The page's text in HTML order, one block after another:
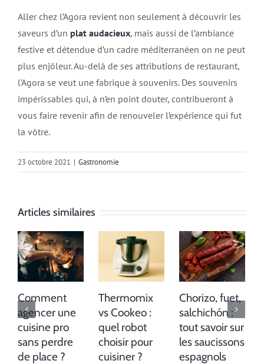
Aller chez l’Agora revient non seulement à découvrir les
saveurs d’un plat audacieux, mais aussi de l’ambiance
festive et détendue d’un cadre méditerranéen on ne peut
plus enjôleur. Au-delà de ses attributions de restaurant,
l’Agora se veut une fabrique à souvenirs. Des souvenirs
impérissables qui, à n’en point douter, contribueront à
vous faire revenir afin de renouveler l’expérience qui fut
la vôtre.
23 octobre 2021 | Gastronomie
Articles similaires
Comment
agencer une
cuisine pro
sans perdre
de place ?
Thermomix
vs Cookeo :
quel robot
choisir pour
cuisiner ?
Chorizo, fuet,
salchichón :
tout savoir sur
les saucissons
espagnols